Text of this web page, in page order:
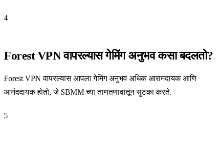
4
Forest VPN वापरल्यास गेमिंग अनुभव कसा बदलतो?
Forest VPN वापरल्यास आपला गेमिंग अनुभव अधिक आरामदायक आणि
आनंददायक होतो, जे SBMM च्या ताणतणावातून सुटका करते.
5